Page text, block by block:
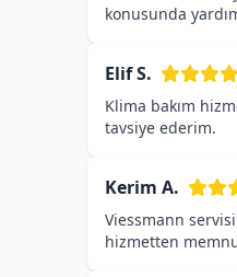
konusunda
Elif S.
Klima bakım
tavsiye ederim.
Kerim A.
Viessmann
hizmetten